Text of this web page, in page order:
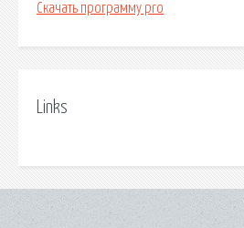
Скачать программу pro
Links